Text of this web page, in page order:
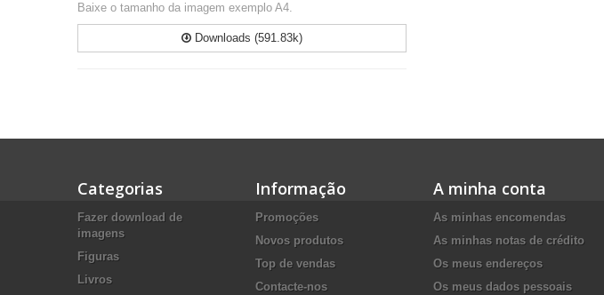
Baixe o tamanho da imagem exemplo A4.
Downloads (591.83k)
Categorias
Fazer download de
imagens
Figuras
Livros
Informação
Promoções
Novos produtos
Top de vendas
Contacte-nos
A minha conta
As minhas encomendas
As minhas notas de crédito
Os meus endereços
Os meus dados pessoais